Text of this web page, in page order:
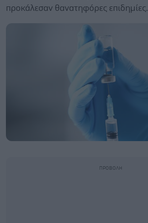
προκάλεσαν θανατηφόρες επιδημίες.